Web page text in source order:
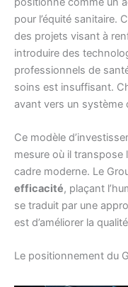
pour l’équité sanitaire.
des projets visant à
introduire des
professionnels de
soins est insuffisant.
avant vers un système
Ce modèle
mesure où il transpose
cadre moderne. Le
efficacité, plaçant
se traduit par une
est d’améliorer la
Le positionnement du